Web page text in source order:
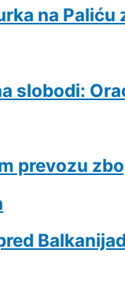
na
slobodi:
prevozu